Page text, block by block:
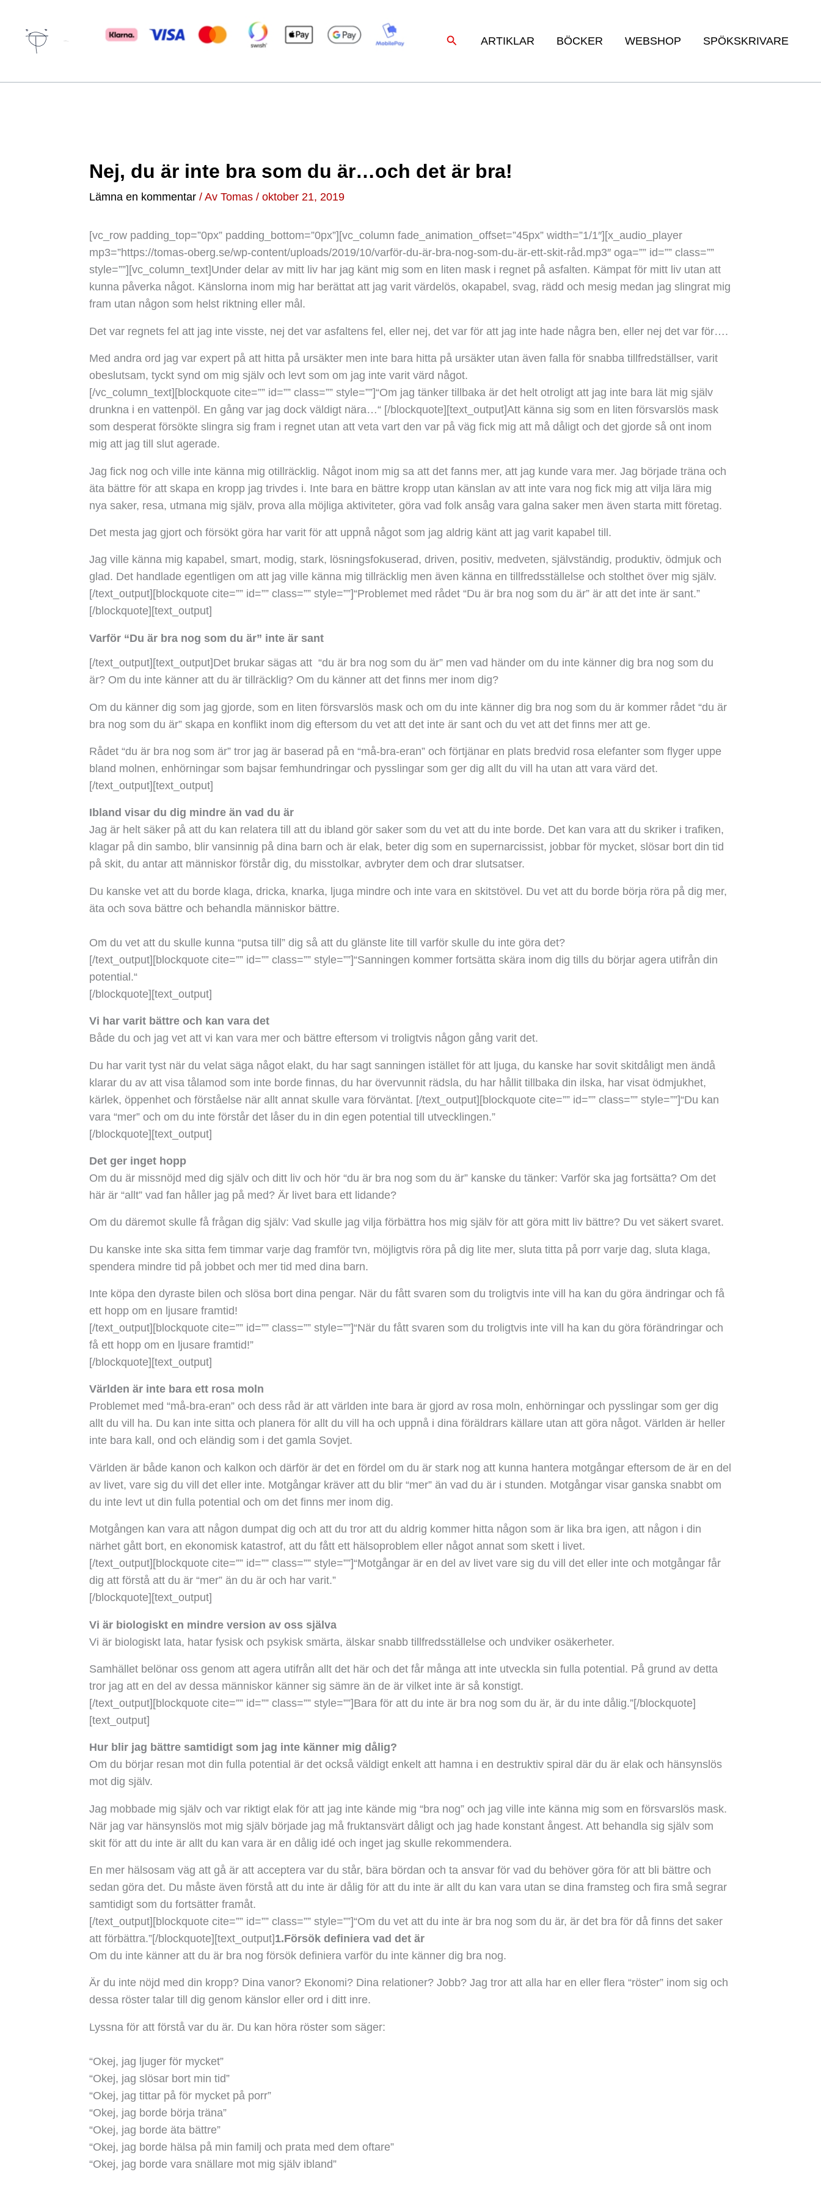
innehåll
Sök ARTIKLAR BÖCKER WEBSHOP SPÖKSKRIVARE
Nej, du är inte bra som du är…och det är bra!
Lämna en kommentar / Av Tomas / oktober 21, 2019
[vc_row padding_top=”0px” padding_bottom=”0px”][vc_column fade_animation_offset=”45px” width=”1/1″][x_audio_player
mp3=”https://tomas-oberg.se/wp-content/uploads/2019/10/varför-du-är-bra-nog-som-du-är-ett-skit-råd.mp3″ oga=”” id=”” class=””
style=””][vc_column_text] Under delar av mitt liv har jag känt mig som en liten mask i regnet på asfalten. Kämpat för mitt liv utan att
kunna påverka något. Känslorna inom mig har berättat att jag varit värdelös, okapabel, svag, rädd och mesig medan jag slingrat mig
fram utan någon som helst riktning eller mål.
Det var regnets fel att jag inte visste, nej det var asfaltens fel, eller nej, det var för att jag inte hade några ben, eller nej det var för….
Med andra ord jag var expert på att hitta på ursäkter men inte bara hitta på ursäkter utan även falla för snabba tillfredställser, varit
obeslutsam, tyckt synd om mig själv och levt som om jag inte varit värd något.
[/vc_column_text][blockquote cite=”” id=”” class=”” style=””]“Om jag tänker tillbaka är det helt otroligt att jag inte bara lät mig själv
drunkna i en vattenpöl. En gång var jag dock väldigt nära…“ [/blockquote][text_output]Att känna sig som en liten försvarslös mask
som desperat försökte slingra sig fram i regnet utan att veta vart den var på väg fick mig att må dåligt och det gjorde så ont inom
mig att jag till slut agerade.
Jag fick nog och ville inte känna mig otillräcklig. Något inom mig sa att det fanns mer, att jag kunde vara mer. Jag började träna och
äta bättre för att skapa en kropp jag trivdes i. Inte bara en bättre kropp utan känslan av att inte vara nog fick mig att vilja lära mig
nya saker, resa, utmana mig själv, prova alla möjliga aktiviteter, göra vad folk ansåg vara galna saker men även starta mitt företag.
Det mesta jag gjort och försökt göra har varit för att uppnå något som jag aldrig känt att jag varit kapabel till.
Jag ville känna mig kapabel, smart, modig, stark, lösningsfokuserad, driven, positiv, medveten, självständig, produktiv, ödmjuk och
glad. Det handlade egentligen om att jag ville känna mig tillräcklig men även känna en tillfredsställelse och stolthet över mig själv.
[/text_output][blockquote cite=”” id=”” class=”” style=””]“Problemet med rådet “Du är bra nog som du är” är att det inte är sant.”
[/blockquote][text_output]
Varför “Du är bra nog som du är” inte är sant
[/text_output][text_output] Det brukar sägas att “du är bra nog som du är” men vad händer om du inte känner dig bra nog som du
är? Om du inte känner att du är tillräcklig? Om du känner att det finns mer inom dig?
Om du känner dig som jag gjorde, som en liten försvarslös mask och om du inte känner dig bra nog som du är kommer rådet “du är
bra nog som du är” skapa en konflikt inom dig eftersom du vet att det inte är sant och du vet att det finns mer att ge.
Rådet “du är bra nog som är” tror jag är baserad på en “må-bra-eran” och förtjänar en plats bredvid rosa elefanter som flyger uppe
bland molnen, enhörningar som bajsar femhundringar och pysslingar som ger dig allt du vill ha utan att vara värd det.
[/text_output][text_output]
Ibland visar du dig mindre än vad du är
Jag är helt säker på att du kan relatera till att du ibland gör saker som du vet att du inte borde. Det kan vara att du skriker i trafiken,
klagar på din sambo, blir vansinnig på dina barn och är elak, beter dig som en supernarcissist, jobbar för mycket, slösar bort din tid
på skit, du antar att människor förstår dig, du misstolkar, avbryter dem och drar slutsatser.
Du kanske vet att du borde klaga, dricka, knarka, ljuga mindre och inte vara en skitstövel. Du vet att du borde börja röra på dig mer,
äta och sova bättre och behandla människor bättre.
Om du vet att du skulle kunna “putsa till” dig så att du glänste lite till varför skulle du inte göra det?
[/text_output][blockquote cite=”” id=”” class=”” style=””]“Sanningen kommer fortsätta skära inom dig tills du börjar agera utifrån din
potential.“
[/blockquote][text_output]
Vi har varit bättre och kan vara det
Både du och jag vet att vi kan vara mer och bättre eftersom vi troligtvis någon gång varit det.
Du har varit tyst när du velat säga något elakt, du har sagt sanningen istället för att ljuga, du kanske har sovit skitdåligt men ändå
klarar du av att visa tålamod som inte borde finnas, du har övervunnit rädsla, du har hållit tillbaka din ilska, har visat ödmjukhet,
kärlek, öppenhet och förståelse när allt annat skulle vara förväntat. [/text_output][blockquote cite=”” id=”” class=”” style=””]“Du kan
vara “mer” och om du inte förstår det låser du in din egen potential till utvecklingen.”
[/blockquote][text_output]
Det ger inget hopp
Om du är missnöjd med dig själv och ditt liv och hör “du är bra nog som du är” kanske du tänker: Varför ska jag fortsätta? Om det
här är “allt” vad fan håller jag på med? Är livet bara ett lidande?
Om du däremot skulle få frågan dig själv: Vad skulle jag vilja förbättra hos mig själv för att göra mitt liv bättre? Du vet säkert svaret.
Du kanske inte ska sitta fem timmar varje dag framför tvn, möjligtvis röra på dig lite mer, sluta titta på porr varje dag, sluta klaga,
spendera mindre tid på jobbet och mer tid med dina barn.
Inte köpa den dyraste bilen och slösa bort dina pengar. När du fått svaren som du troligtvis inte vill ha kan du göra ändringar och få
ett hopp om en ljusare framtid!
[/text_output][blockquote cite=”” id=”” class=”” style=””]“När du fått svaren som du troligtvis inte vill ha kan du göra förändringar och
få ett hopp om en ljusare framtid!”
[/blockquote][text_output]
Världen är inte bara ett rosa moln
Problemet med “må-bra-eran” och dess råd är att världen inte bara är gjord av rosa moln, enhörningar och pysslingar som ger dig
allt du vill ha. Du kan inte sitta och planera för allt du vill ha och uppnå i dina föräldrars källare utan att göra något. Världen är heller
inte bara kall, ond och eländig som i det gamla Sovjet.
Världen är både kanon och kalkon och därför är det en fördel om du är stark nog att kunna hantera motgångar eftersom de är en del
av livet, vare sig du vill det eller inte. Motgångar kräver att du blir “mer” än vad du är i stunden. Motgångar visar ganska snabbt om
du inte levt ut din fulla potential och om det finns mer inom dig.
Motgången kan vara att någon dumpat dig och att du tror att du aldrig kommer hitta någon som är lika bra igen, att någon i din
närhet gått bort, en ekonomisk katastrof, att du fått ett hälsoproblem eller något annat som skett i livet.
[/text_output][blockquote cite=”” id=”” class=”” style=””]“Motgångar är en del av livet vare sig du vill det eller inte och motgångar får
dig att förstå att du är “mer” än du är och har varit.”
[/blockquote][text_output]
Vi är biologiskt en mindre version av oss själva
Vi är biologiskt lata, hatar fysisk och psykisk smärta, älskar snabb tillfredsställelse och undviker osäkerheter.
Samhället belönar oss genom att agera utifrån allt det här och det får många att inte utveckla sin fulla potential. På grund av detta
tror jag att en del av dessa människor känner sig sämre än de är vilket inte är så konstigt.
[/text_output][blockquote cite=”” id=”” class=”” style=””]Bara för att du inte är bra nog som du är, är du inte dålig.”[/blockquote]
[text_output]
Hur blir jag bättre samtidigt som jag inte känner mig dålig?
Om du börjar resan mot din fulla potential är det också väldigt enkelt att hamna i en destruktiv spiral där du är elak och hänsynslös
mot dig själv.
Jag mobbade mig själv och var riktigt elak för att jag inte kände mig “bra nog” och jag ville inte känna mig som en försvarslös mask.
När jag var hänsynslös mot mig själv började jag må fruktansvärt dåligt och jag hade konstant ångest. Att behandla sig själv som
skit för att du inte är allt du kan vara är en dålig idé och inget jag skulle rekommendera.
En mer hälsosam väg att gå är att acceptera var du står, bära bördan och ta ansvar för vad du behöver göra för att bli bättre och
sedan göra det. Du måste även förstå att du inte är dålig för att du inte är allt du kan vara utan se dina framsteg och fira små segrar
samtidigt som du fortsätter framåt.
[/text_output][blockquote cite=”” id=”” class=”” style=””]“Om du vet att du inte är bra nog som du är, är det bra för då finns det saker
att förbättra.”[/blockquote][text_output] 1.Försök definiera vad det är
Om du inte känner att du är bra nog försök definiera varför du inte känner dig bra nog.
Är du inte nöjd med din kropp? Dina vanor? Ekonomi? Dina relationer? Jobb? Jag tror att alla har en eller flera “röster” inom sig och
dessa röster talar till dig genom känslor eller ord i ditt inre.
Lyssna för att förstå var du är. Du kan höra röster som säger:
“Okej, jag ljuger för mycket”
“Okej, jag slösar bort min tid”
“Okej, jag tittar på för mycket på porr”
“Okej, jag borde börja träna”
“Okej, jag borde äta bättre”
“Okej, jag borde hälsa på min familj och prata med dem oftare”
“Okej, jag borde vara snällare mot mig själv ibland”